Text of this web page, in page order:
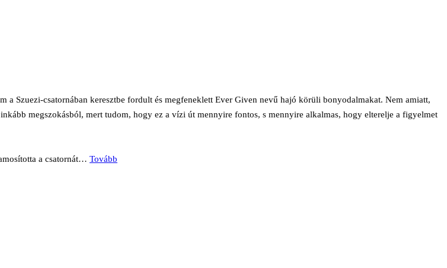
a Szuezi-csatornában keresztbe fordult és megfeneklett Ever Given nevű hajó körüli bonyodalmakat. Nem amiatt,
megszokásból, mert tudom, hogy ez a vízi út mennyire fontos, s mennyire alkalmas, hogy elterelje a figyelmet
a csatornát… Tovább